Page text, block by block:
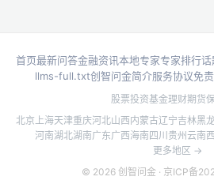
首页最新问答金融资讯本地专家专家排行话
llms-full.txt创智问金简介服务协议免
股票投资基金理财期货
北京 上海天津重庆河北山西内蒙古辽宁吉林黑
河南湖北湖南广东广西海南四川贵州云南
更多地区 →
© 2026 创智问金 · 京ICP备